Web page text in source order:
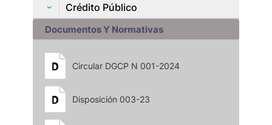
Crédito Público
Documentos Y Normativas
Circular DGCP N 001-2024
Disposición 003-23